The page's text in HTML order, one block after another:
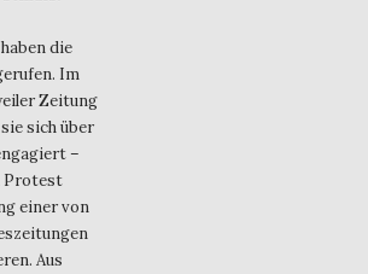
die
Im
Zeitung
sie sich über
–
Protest
einer von
Aus